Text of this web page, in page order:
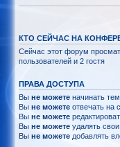
КТО СЕЙЧАС НА
Сейчас этот форум
пользователей и 2 гостя
ПРАВА ДОСТУПА
Выне можете начинать
Выне можете отвечать на
Выне можете
Выне можете удалять
Выне можете добавлять